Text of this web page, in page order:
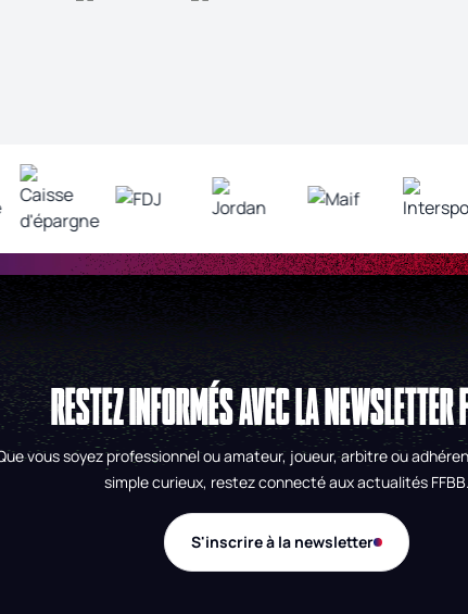
RESTEZ INFORMÉS AVEC LA
vous soyez professionnel ou amateur, joueur, arbitre ou
simple curieux, restez connecté aux actualités FFBB.
S'inscrire à la newsletter